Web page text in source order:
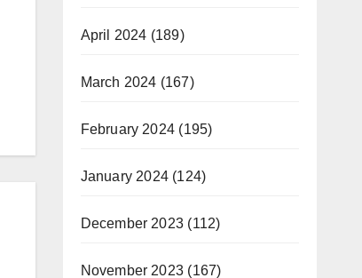
April 2024 (189)
March 2024 (167)
February 2024 (195)
January 2024(124)
December 2023 (112)
November 2023 (167)